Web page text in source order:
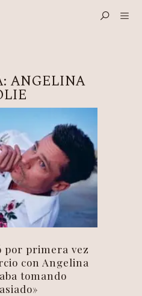
ANGELINA
por primera vez
con Angelina
tomando